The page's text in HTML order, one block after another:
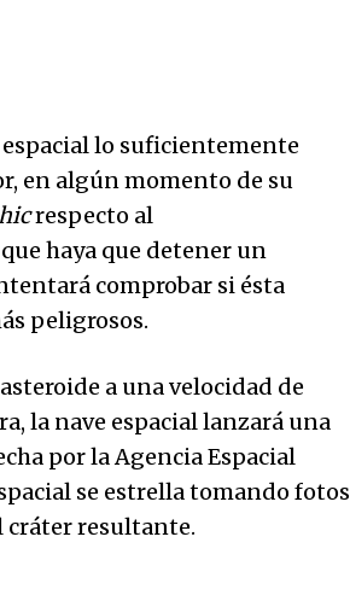
lo suficientemente
en algún momento de su
respecto al
haya que detener un
comprobar si ésta
peligrosos.
a una velocidad de
la nave espacial lanzará una
por la Agencia Espacial
se estrella tomando fotos
cráter resultante.